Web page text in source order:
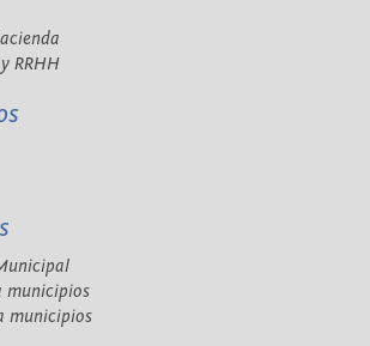
RRHH
municipios
municipios